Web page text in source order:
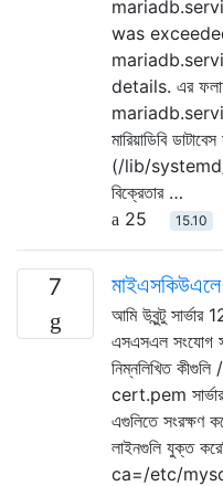
was
details. এর
মারিয়াডিবি
(/lib/
বিক্রেতার …
25
15.10
7
আমি উবুন্টু সার্ভার
এসএসএল সংযোগ
নিম্নলিখিত
cert.pem
এগুলিতে সংরক্ষণ
লাইনগুলি যুক্ত
ca=/etc/